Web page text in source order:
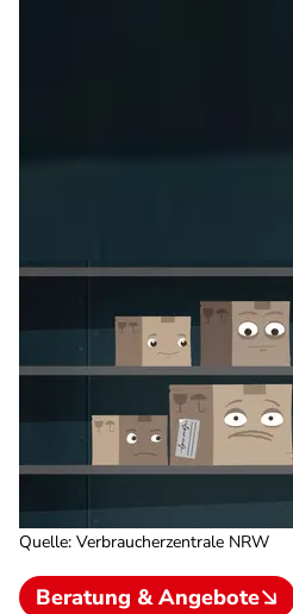
Quelle: Verbraucherzentrale NRW
Beratung & Angebote